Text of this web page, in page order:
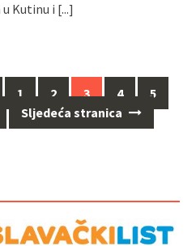
u Kutinu i [...]
1 2 3 4
5
Sljedeća stranica